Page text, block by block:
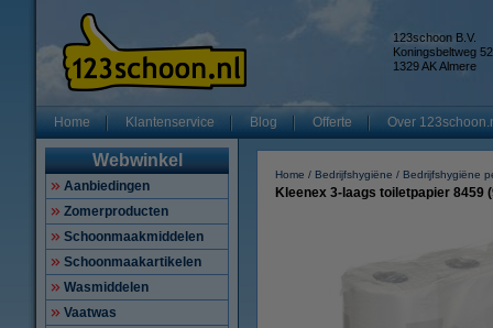
123schoon B.V.
Koningsbeltweg 52
1329 AK Almere
Home Klantenservice Blog Offerte Over
Webwinkel
Aanbiedingen
Zomerproducten
Schoonmaakmiddelen
Schoonmaakartikelen
Wasmiddelen
Vaatwas
Home Bedrijfshygiëne Bedrijfshygiëne
Kleenex 3-laags toiletpapier 8459